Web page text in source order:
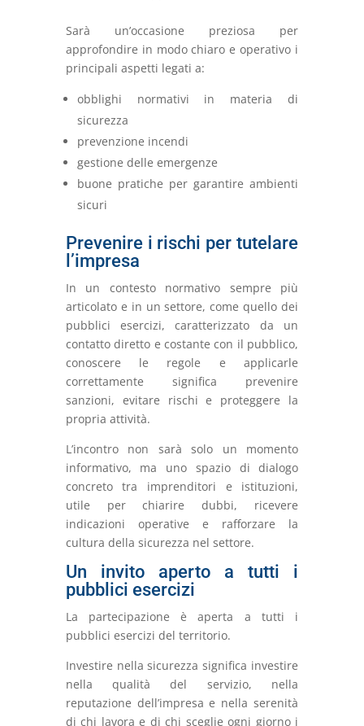
Sarà un’occasione preziosa per
approfondire in modo chiaro e operativo i
principali aspetti legati a:
obblighi normativi in materia di
sicurezza
prevenzione incendi
gestione delle emergenze
buone pratiche per garantire ambienti
sicuri
Prevenire i rischi per tutelare
l’impresa
In un contesto normativo sempre più
articolato e in un settore, come quello dei
pubblici esercizi, caratterizzato da un
contatto diretto e costante con il pubblico,
conoscere le regole e applicarle
correttamente significa prevenire
sanzioni, evitare rischi e proteggere la
propria attività.
L’incontro non sarà solo un momento
informativo, ma uno spazio di dialogo
concreto tra imprenditori e istituzioni,
utile per chiarire dubbi, ricevere
indicazioni operative e rafforzare la
cultura della sicurezza nel settore.
Un invito aperto a tutti i
pubblici esercizi
La partecipazione è aperta a tutti i
pubblici esercizi del territorio.
Investire nella sicurezza significa investire
nella qualità del servizio, nella
reputazione dell’impresa e nella serenità
di chi lavora e di chi sceglie ogni giorno i